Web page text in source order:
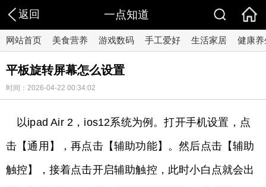
返回 一点知道
网站首页 美食营养 游戏数码 手工爱好 生活家居 健康养
平板旋转屏幕怎么设置
时间：2026-04-22 00:34:02
以ipad Air 2，ios12系统为例。打开手机设置，点
击【通用】，再点击【辅助功能】。然后点击【辅助
触控】，接着点击开启辅助触控，此时小白点就会出